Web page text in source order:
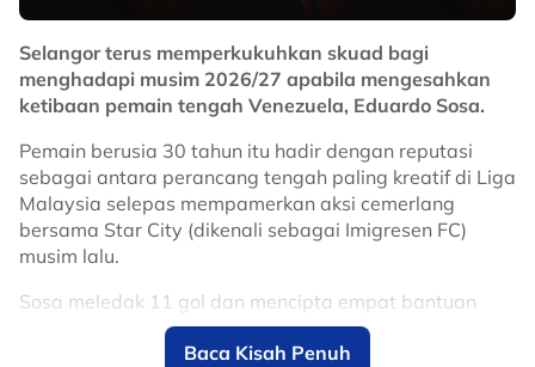
Selangor terus memperkukuhkan skuad bagi
menghadapi musim 2026/27 apabila mengesahkan
ketibaan pemain tengah Venezuela, Eduardo Sosa.
Pemain berusia 30 tahun itu hadir dengan reputasi
sebagai antara perancang tengah paling kreatif di Liga
Malaysia selepas mempamerkan aksi cemerlang
bersama Star City (dikenali sebagai Imigresen FC)
musim lalu.
Sosa meledak 11 gol dan mencipta empat bantuan
jaringan, sekali gus muncul antara pemain import
paling menyerlah dalam saingan domestik.
Baca Kisah Penuh